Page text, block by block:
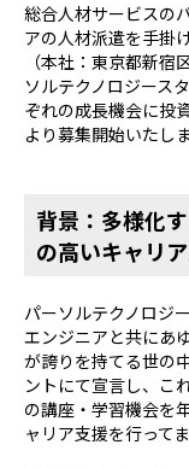
総合人材サービスの
アの人材派遣を手掛
（本社：東京都新
ソルテクノロジース
ぞれの成長機会に投
より募集開始いたしま
背景：多様化
の高いキャリ
パーソルテクノロジ
エンジニアと共にあ
が誇りを持てる世の
ントにて宣言し、こ
の講座・学習機会を
ャリア支援を行って